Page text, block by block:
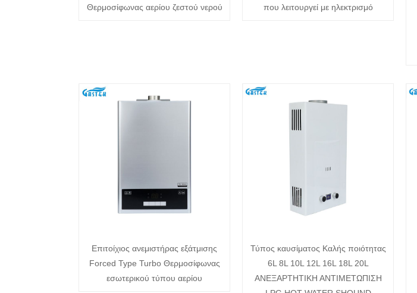
Θερμοσίφωνας αερίου ζεστού νερού
που λειτουργεί με ηλεκτρισμό
Επιτοίχιος ανεμιστήρας εξάτμισης
Forced Type Turbo Θερμοσίφωνας
εσωτερικού τύπου αερίου
Τύπος καυσίματος Καλής ποιότητας
6L 8L 10L 12L 16L 18L 20L
ΑΝΕΞΑΡΤΗΤΙΚΗ ΑΝΤΙΜΕΤΩΠΙΣΗ